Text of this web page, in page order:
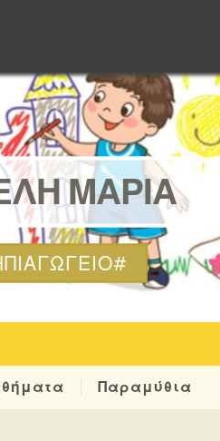
ΜΑΡΙΑ
Παραμύθια